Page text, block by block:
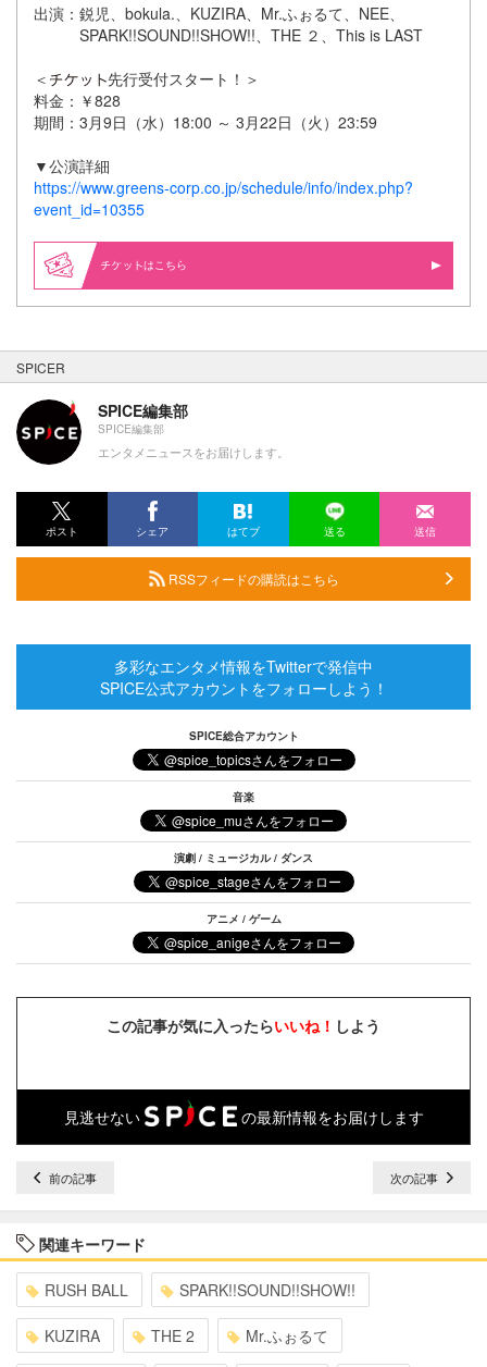
出演： 鋭児、bokula.、KUZIRA、Mr.ふぉるて、NEE、
SPARK!!SOUND!!SHOW!!、THE ２、This is LAST
＜
先行受付スタート！＞
料金：￥828
期間：3月9日（水）18:00 ～ 3月22日（火）23:59
▼公演詳細
https://www.greens-corp.co.jp/schedule/info/index.php?
event_id=10355
はこちら
SPICER
SPICE編集部
SPICE編集部
エンタメニュースをお届けします。
ポスト シェア はてブ 送る 送信
RSSフィードの購読はこちら
多彩なエンタメ情報をTwitterで発信中
SPICE公式アカウントをフォローしよう！
SPICE総合アカウント
音楽
演劇 / ミュージカル / ダンス
アニメ / ゲーム
この記事が気に入ったらいいね！ しよう
見逃せない の最新情報をお届けします
前の記事 次の記事
関連キーワード
RUSH BALL SPARK!!SOUND!!SHOW!!
KUZIRA THE 2 Mr.ふぉるて